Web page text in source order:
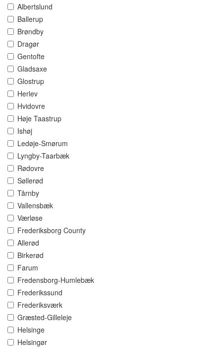
Albertslund
Ballerup
Brøndby
Dragør
Gentofte
Gladsaxe
Glostrup
Herlev
Hvidovre
Høje Taastrup
Ishøj
Ledøje-Smørum
Lyngby-Taarbæk
Rødovre
Søllerød
Tårnby
Vallensbæk
Værløse
Frederiksborg County
Allerød
Birkerød
Farum
Fredensborg-Humlebæk
Frederikssund
Frederiksværk
Græsted-Gilleleje
Helsinge
Helsingør